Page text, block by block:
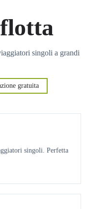
singoli a grandi
gratuita
singoli. Perfetta